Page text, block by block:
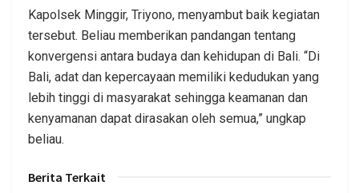
Kapolsek Minggir, Triyono, menyambut baik kegiatan
tersebut. Beliau memberikan pandangan tentang
konvergensi antara budaya dan kehidupan di Bali. “Di
Bali, adat dan kepercayaan memiliki kedudukan yang
lebih tinggi di masyarakat sehingga keamanan dan
kenyamanan dapat dirasakan oleh semua,” ungkap
beliau.
Berita Terkait